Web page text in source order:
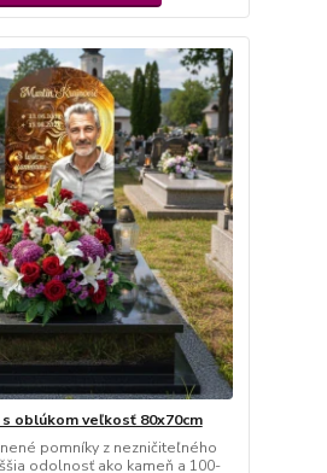
oblúkom veľkosť 80x70cm
pomníky z nezničiteľného
odolnosť ako kameň a 100-